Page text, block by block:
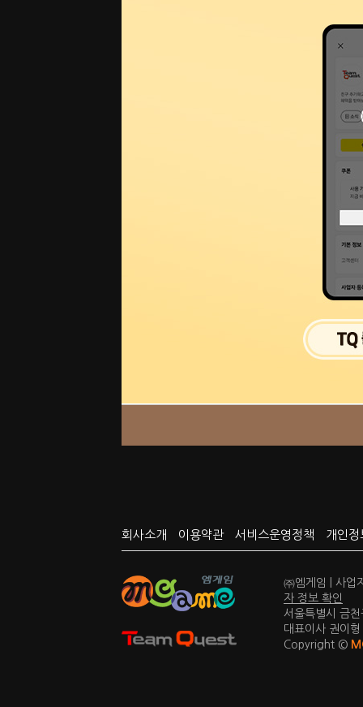
회사소개 이용약관 서비스운영정책 개인정
㈜엠게임 | 사
자 정보 확인
서울특별시 금
대표이사 권이
Copyright ©